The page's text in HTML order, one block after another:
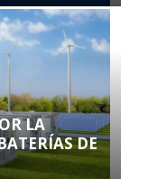
LA
DE